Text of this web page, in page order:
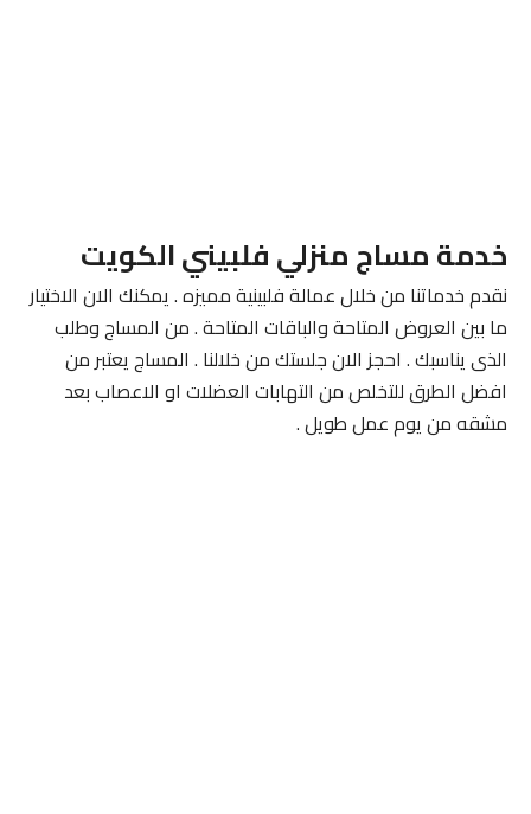
خدمة مساج منزلي فلبيني الكويت
نقدم خدماتنا من خلال عمالة فلبينية مميزه . يمكنك الان الاختيار
ما بين العروض المتاحة والباقات المتاحة . من المساج وطلب
الذى يناسبك . احجز الان جلستك من خلالنا . المساج يعتبر من
افضل الطرق للتخلص من التهابات العضلات او الاعصاب بعد
مشقه من يوم عمل طويل .